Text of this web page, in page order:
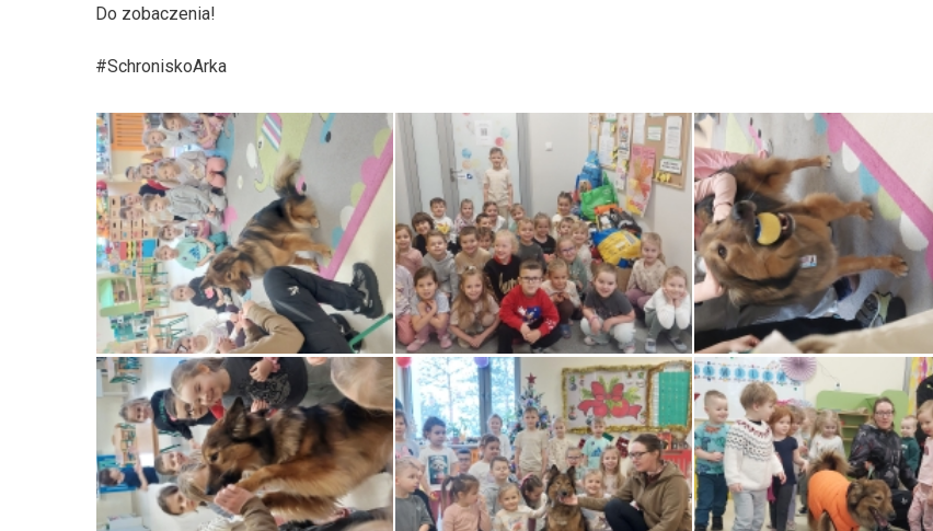
Do zobaczenia!
#SchroniskoArka